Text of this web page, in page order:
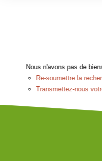
Nous n'avons pas de
Re-soumettre la
Transmettez-nous